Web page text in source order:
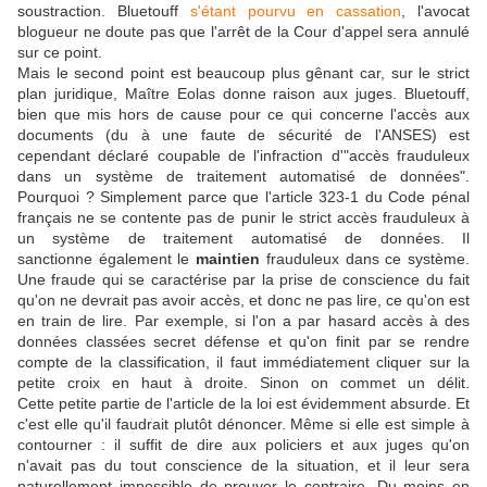
soustraction. Bluetouff s'étant pourvu en cassation , l'avocat
blogueur ne doute pas que l'arrêt de la Cour d'appel sera annulé
sur ce point.
Mais le second point est beaucoup plus gênant car, sur le strict
plan juridique, Maître Eolas donne raison aux juges. Bluetouff,
bien que mis hors de cause pour ce qui concerne l'accès aux
documents (du à une faute de sécurité de l'ANSES) est
cependant déclaré coupable de l'infraction d'"accès frauduleux
dans un système de traitement automatisé de données".
Pourquoi ? Simplement parce que l'article 323-1 du Code pénal
français ne se contente pas de punir le strict accès frauduleux à
un système de traitement automatisé de données. Il
sanctionne également le maintien frauduleux dans ce système.
Une fraude qui se caractérise par la prise de conscience du fait
qu'on ne devrait pas avoir accès, et donc ne pas lire, ce qu'on est
en train de lire. Par exemple, si l'on a par hasard accès à des
données classées secret défense et qu'on finit par se rendre
compte de la classification, il faut immédiatement cliquer sur la
petite croix en haut à droite. Sinon on commet un délit.
Cette petite partie de l'article de la loi est évidemment absurde. Et
c'est elle qu'il faudrait plutôt dénoncer. Même si elle est simple à
contourner : il suffit de dire aux policiers et aux juges qu'on
n'avait pas du tout conscience de la situation, et il leur sera